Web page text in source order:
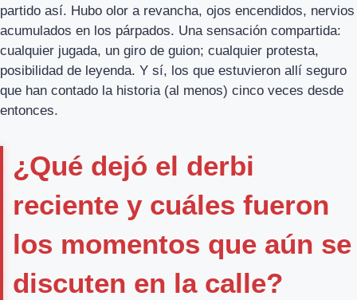
partido así. Hubo olor a revancha, ojos encendidos, nervios
acumulados en los párpados. Una sensación compartida:
cualquier jugada, un giro de guion; cualquier protesta,
posibilidad de leyenda. Y sí, los que estuvieron allí seguro
que han contado la historia (al menos) cinco veces desde
entonces.
¿Qué dejó el derbi
reciente y cuáles fueron
los momentos que aún se
discuten en la calle?